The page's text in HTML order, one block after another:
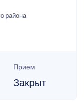
района
Прием
Закрыт